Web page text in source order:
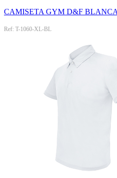
CAMISETA GYM D&F
Ref: T-1060-XL-BL